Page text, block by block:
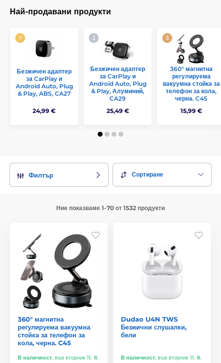
Най-продавани продукти
Безжичен адаптер
за CarPlay и
Android Auto, Plug
& Play, ABS, CA27
24,99 €
Безжичен адаптер
за CarPlay и
Android Auto, Plug
& Play, Алуминий,
CA29
25,49 €
360° магнитна
регулируема
вакуумна стойка за
телефон за кола,
черна. C45
15,99 €
Филтър Сортиране
Ние показваме 1-70 от 1532 продукти
360° магнитна
регулируема вакуумна
стойка за телефон за
кола, черна. C45
В наличност, във вторник 11. 8.
Dudao U4N TWS
Безжични слушалки,
бели
В наличност, във вторник 11. 8.